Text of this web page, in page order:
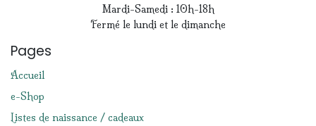
Mardi-Samedi : 10h-18h
Fermé le lundi et le dimanche
Pages
Accueil
e-Shop
Listes de naissance / cadeaux